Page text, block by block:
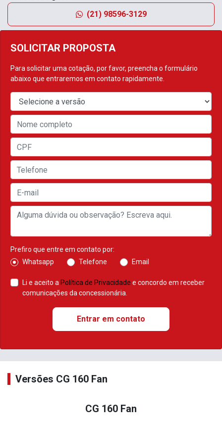
SOLICITAR PROPOSTA
Para solicitar uma cotação, por favor, preencha o formulário
abaixo que entraremos em contato rapidamente.
Prefiro que entre em contato por:
Whatsapp
Telefone Email
Li e aceito a Política de Privacidade e concordo em receber
comunicações da concessionária.
Entrar em contato
(21) 98596-3129
Versões CG 160 Fan
CG 160 Fan